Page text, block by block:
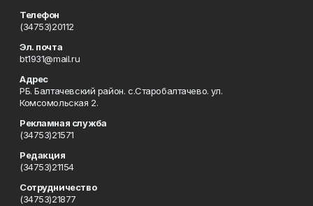
Телефон
(34753)20112
Эл. почта
bt1931@mail.ru
Адрес
РБ. Балтачевский район. с.Старобалтачево. ул.
Комсомольская 2.
Рекламная служба
(34753)21571
Редакция
(34753)21154
Сотрудничество
(34753)21877